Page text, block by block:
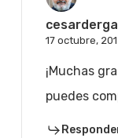
17 octubre,
¡Muchas
puedes